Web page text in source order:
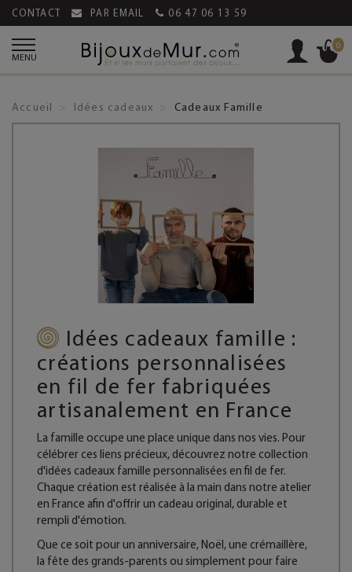
CONTACT PAR EMAIL 06 47 06 13 59
MENU
0
Accueil Idées cadeaux Cadeaux Famille
Idées cadeaux famille :
créations personnalisées
en fil de fer fabriquées
artisanalement en France
La famille occupe une place unique dans nos vies. Pour
célébrer ces liens précieux, découvrez notre collection
d'idées cadeaux famille personnalisées en fil de fer.
Chaque création est réalisée à la main dans notre atelier
en France afin d'offrir un cadeau original, durable et
rempli d'émotion.
Que ce soit pour un anniversaire, Noël, une crémaillère,
la fête des grands-parents ou simplement pour faire